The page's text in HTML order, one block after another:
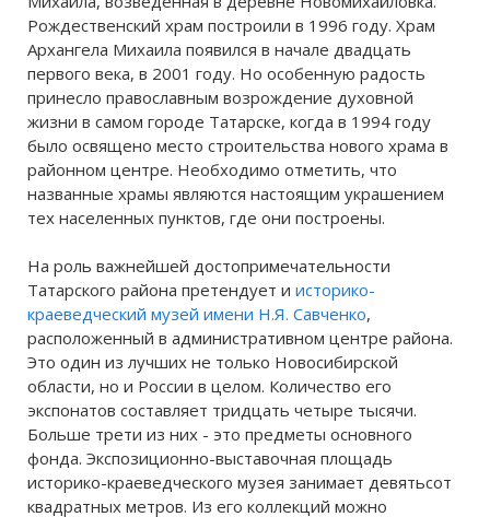
Рождественский храм построили в 1996 году. Храм
Архангела Михаила появился в начале двадцать
первого века, в 2001 году. Но особенную радость
принесло православным возрождение духовной
жизни в самом городе Татарске, когда в 1994 году
было освящено место строительства нового храма в
районном центре. Необходимо отметить, что
названные храмы являются настоящим украшением
тех населенных пунктов, где они построены.
На роль важнейшей достопримечательности
Татарского района претендует и историко-
краеведческий музей имени Н.Я. Савченко,
расположенный в административном центре района.
Это один из лучших не только Новосибирской
области, но и России в целом. Количество его
экспонатов составляет тридцать четыре тысячи.
Больше трети из них - это предметы основного
фонда. Экспозиционно-выставочная площадь
историко-краеведческого музея занимает девятьсот
квадратных метров. Из его коллекций можно